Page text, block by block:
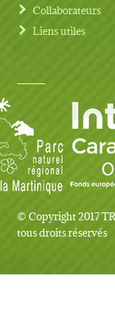
Collaborateurs
Liens utiles
© Copyright 2017
tous droits réservés